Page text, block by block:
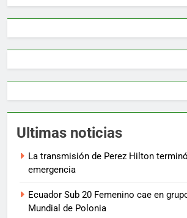
Ultimas noticias
La transmisión de Perez Hilton
emergencia
Ecuador Sub 20 Femenino cae en
Mundial de Polonia